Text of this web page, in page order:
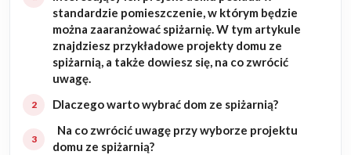
Remonty
Budynki biurowe
standardzie pomieszczenie, w którym będzie
można zaaranżować spiżarnię. W tym artykule
znajdziesz przykładowe projekty domu ze
spiżarnią, a także dowiesz się, na co zwrócić
uwagę.
Dlaczego warto wybrać dom ze spiżarnią?
Na co zwrócić uwagę przy wyborze projektu
domu ze spiżarnią?